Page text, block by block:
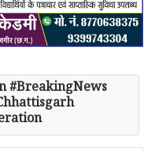
#BreakingNews